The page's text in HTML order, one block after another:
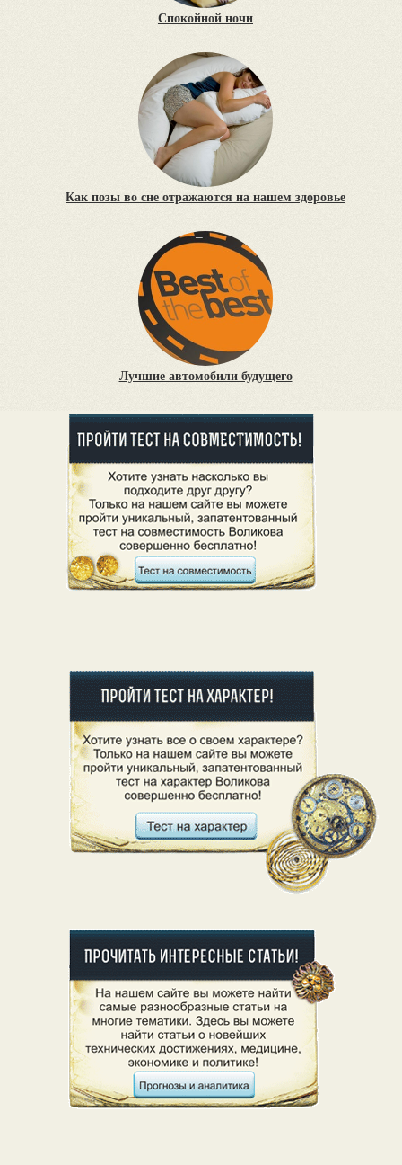
Спокойной ночи
Как позы во сне отражаются на нашем здоровье
Лучшие автомобили будущего